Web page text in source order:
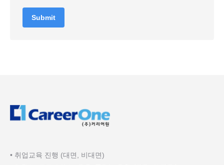
Submit
• 취업교육 진행 (대면, 비대면)